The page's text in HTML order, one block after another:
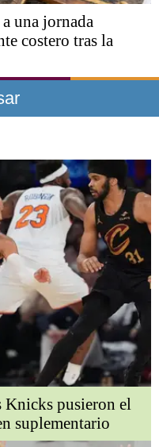
una jornada
costero tras la
Knicks pusieron el
suplementario